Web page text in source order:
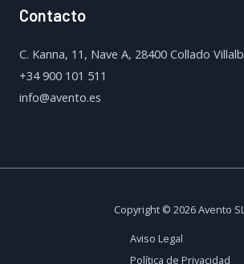
Contacto
C. Kanna, 11, Nave A, 28400 Collado
+34 900 101 511
info@avento.es
Copyright © 2026 Avento
Aviso Legal
Política de Privacidad